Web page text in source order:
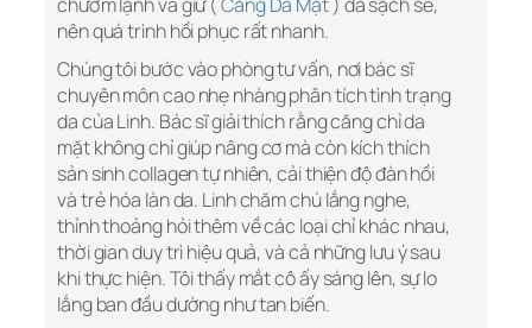
nên quá trình hồi phục rất nhanh.
Chúng tôi bước vào phòng tư vấn, nơi bác sĩ
chuyên môn cao nhẹ nhàng phân tích tình trạng
da của Linh. Bác sĩ giải thích rằng căng chỉ da
mặt không chỉ giúp nâng cơ mà còn kích thích
sản sinh collagen tự nhiên, cải thiện độ đàn hồi
và trẻ hóa làn da. Linh chăm chú lắng nghe,
thỉnh thoảng hỏi thêm về các loại chỉ khác nhau,
thời gian duy trì hiệu quả, và cả những lưu ý sau
khi thực hiện. Tôi thấy mắt cô ấy sáng lên, sự lo
lắng ban đầu dường như tan biến.